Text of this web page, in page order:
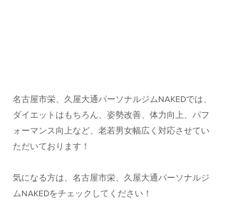
名古屋市栄、久屋大通パーソナルジムNAKEDでは、
ダイエットはもちろん、姿勢改善、体力向上、パフ
ォーマンス向上など、老若男女幅広く対応させてい
ただいております！
気になる方は、名古屋市栄、久屋大通パーソナルジ
ムNAKEDをチェックしてください！